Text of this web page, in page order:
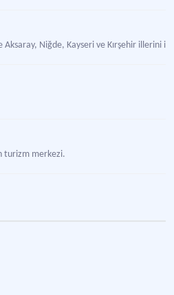
Niğde, Kayseri ve Kırşehir illerini
turizm merkezi.